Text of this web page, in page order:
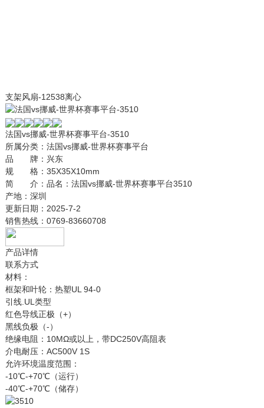
支架风扇-12538离心
法国vs挪威-世界杯赛事平台-3510
所属分类： 法国vs挪威-世界杯赛事平台
品 牌： 兴东
规 格： 35X35X10mm
简 介： 品名：法国vs挪威-世界杯赛事平台3510
产地：深圳
更新日期： 2025-7-2
销售热线： 0769-83660708
产品详情
联系方式
材料：
框架和叶轮：热塑UL 94-0
引线.UL类型
红色导线正极（+）
黑线负极（-）
绝缘电阻：10MΩ或以上，带DC250V高阻表
介电耐压：AC500V 1S
允许环境温度范围：
-10℃-+70℃（运行）
-40℃-+70℃（储存）